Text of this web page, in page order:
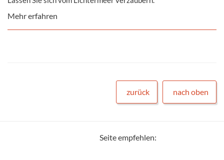
Mehr erfahren
zurück nach oben
Seite empfehlen: